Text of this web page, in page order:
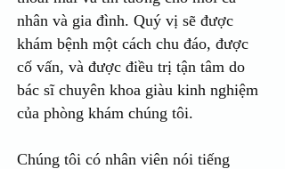
nhân và gia đình. Quý vị sẽ được
khám bệnh một cách chu đáo, được
cố vấn, và được điều trị tận tâm do
bác sĩ chuyên khoa giàu kinh nghiệm
của phòng khám chúng tôi.
Chúng tôi có nhân viên nói tiếng